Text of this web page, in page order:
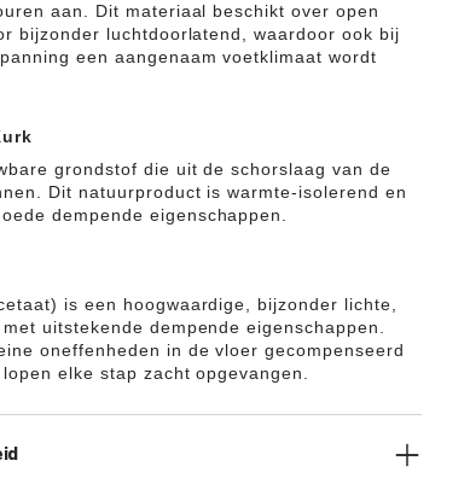
aan. Dit materiaal beschikt over open
bijzonder luchtdoorlatend, waardoor ook bij
een aangenaam voetklimaat wordt
grondstof die uit de schorslaag van de
Dit natuurproduct is warmte-isolerend en
dempende eigenschappen.
is een hoogwaardige, bijzonder lichte,
uitstekende dempende eigenschappen.
oneffenheden in de vloer gecompenseerd
elke stap zacht opgevangen.